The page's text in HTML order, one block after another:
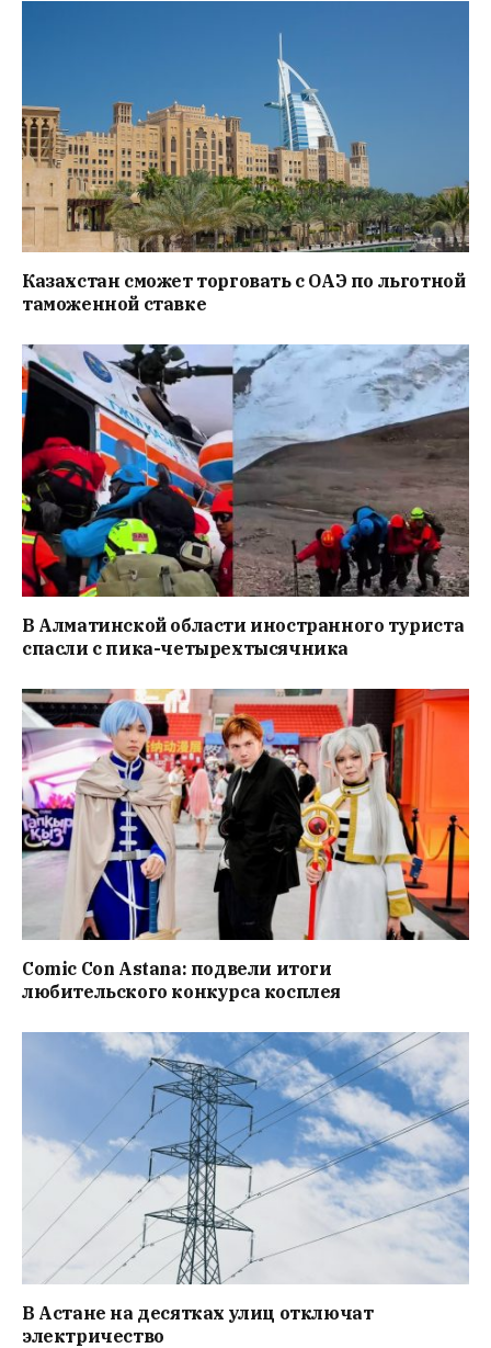
Казахстан сможет торговать с ОАЭ по льготной
таможенной ставке
В Алматинской области иностранного туриста
спасли с пика-четырехтысячника
Comic Con Astana: подвели итоги
любительского конкурса косплея
В Астане на десятках улиц отключат
электричество